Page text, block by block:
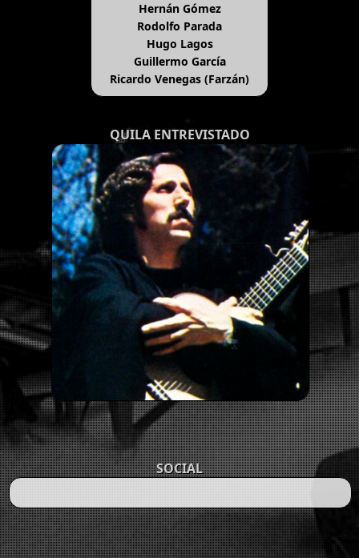
Hernán Gómez
Rodolfo Parada
Hugo Lagos
Guillermo García
Ricardo Venegas (Farzán)
QUILA ENTREVISTADO
SOCIAL